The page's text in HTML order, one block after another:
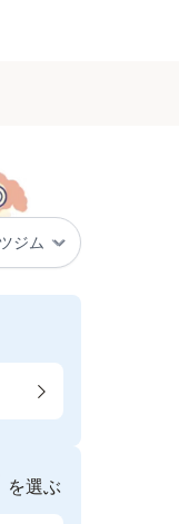
を選ぶ